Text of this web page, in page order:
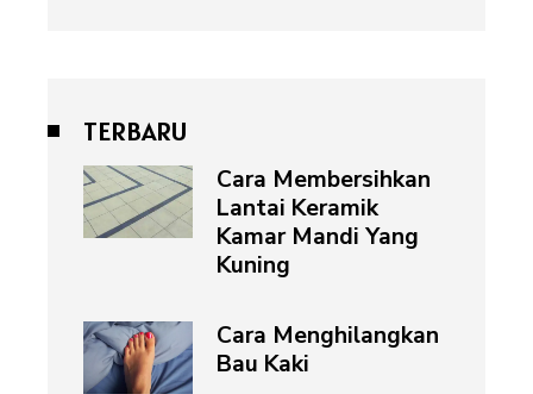
TERBARU
Cara Membersihkan
Lantai Keramik
Kamar Mandi Yang
Kuning
Cara Menghilangkan
Bau Kaki